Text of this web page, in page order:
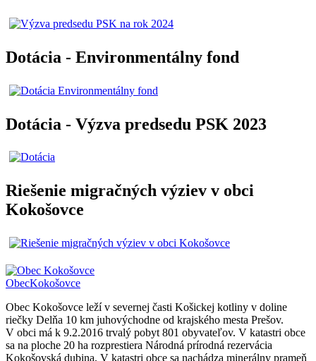
Dotácia - Environmentálny fond
Dotácia - Výzva predsedu PSK 2023
Riešenie migračných výziev v obci
Kokošovce
ObecKokošovce
Obec Kokošovce leží v severnej časti Košickej kotliny v doline
riečky Delňa 10 km juhovýchodne od krajského mesta Prešov.
V obci má k 9.2.2016 trvalý pobyt 801 obyvateľov. V katastri obce
sa na ploche 20 ha rozprestiera Národná prírodná rezervácia
Kokošovská dubina. V katastri obce sa nachádza minerálny prameň